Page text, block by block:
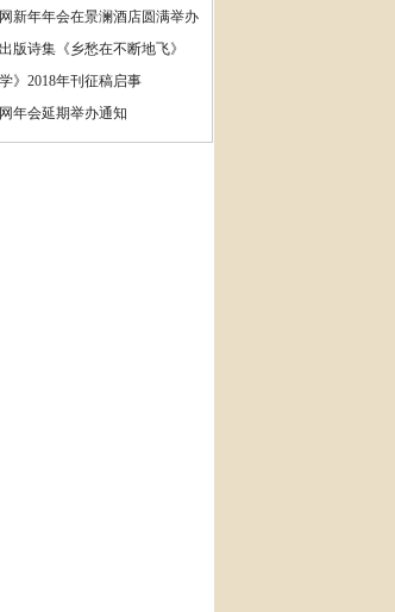
文告诉你
新年年会在景澜酒店圆满举办
版诗集《乡愁在不断地飞》
学》2018年刊征稿启事
年会延期举办通知